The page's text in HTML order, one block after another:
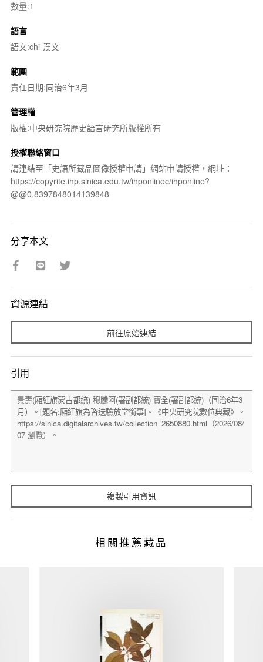
數量:1
語言
語文:chi-漢文
範圍
責任日期:同治6年3月
管理權
版權:中央研究院歷史語言研究所版權所有
授權聯絡窗口
請連結至「史語所藏品圖像授權申請」網站申請授權，網址：
https://copyrite.ihp.sinica.edu.tw/ihponlinec/ihponline?
@@0.8397848014139848
分享本文
資源連結
前往原始連結
引用
複製引用資訊
相關推薦藏品